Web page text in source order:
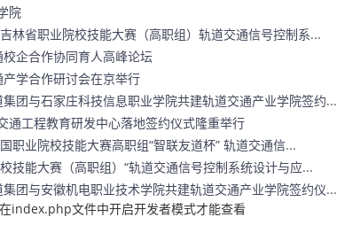
院
吉林省职业院校技能大赛（高职组）轨道交通信号控制系...
企合作协同育人高峰论坛
学合作研讨会在京举行
团与石家庄科技信息职业学院共建轨道交通产业学院签约...
通工程教育研发中心落地签约仪式隆重举行
职业院校技能大赛高职组“智联友道杯” 轨道交通信...
技能大赛（高职组）“轨道交通信号控制系统设计与应...
团与安徽机电职业技术学院共建轨道交通产业学院签约仪...
index.php文件中开启开发者模式才能查看